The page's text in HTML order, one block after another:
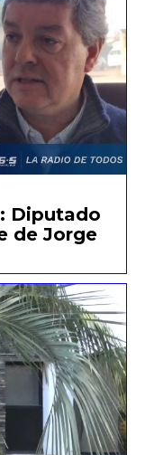
Diputado
de Jorge